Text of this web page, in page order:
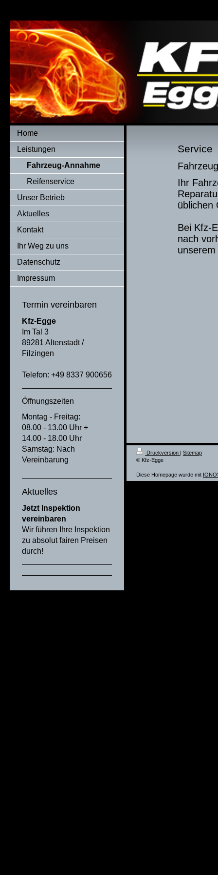
Home
Leistungen
Fahrzeug-Annahme
Reifenservice
Unser Betrieb
Aktuelles
Kontakt
Ihr Weg zu uns
Datenschutz
Impressum
Termin vereinbaren
Kfz-Egge
Im Tal 3
89281 Altenstadt /
Filzingen
Telefon: +49 8337 900656
Öffnungszeiten
Montag - Freitag:
08.00 - 13.00 Uhr +
14.00 - 18.00 Uhr
Samstag: Nach
Vereinbarung
Aktuelles
Jetzt Inspektion
vereinbaren
Wir führen Ihre Inspektion
zu absolut fairen Preisen
durch!
Service
Ihr
üblichen
Bei Kfz-
nach
Druckversion | Sitemap
© Kfz-Egge
Diese Homepage wurde mit